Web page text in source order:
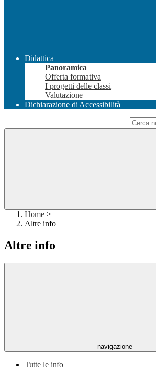
Didattica
Panoramica
Offerta formativa
I progetti delle classi
Valutazione
Dichiarazione di Accessibilità
Home >
Altre info
Altre info
navigazione
Tutte le info